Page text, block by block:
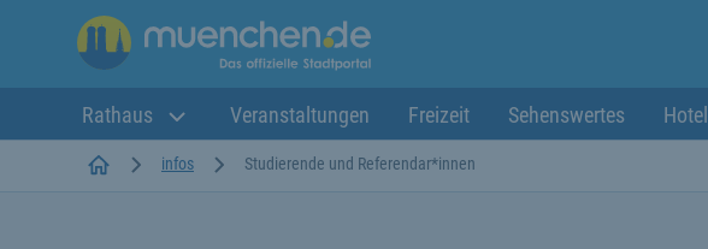
Rathaus Veranstaltungen Freizeit Sehenswertes
Startseiteinfos Studierende und Referendar*innen